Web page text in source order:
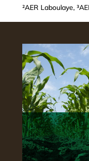
²AER Laboulaye,